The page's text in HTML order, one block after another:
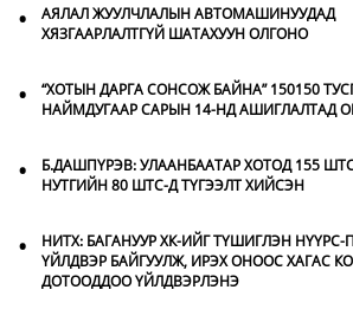
•
АЯЛАЛ ЖУУЛЧЛАЛЫН АВТОМАШИНУУДАД
ХЯЗГААРЛАЛТГҮЙ ШАТАХУУН ОЛГОНО
•
“ХОТЫН ДАРГА СОНСОЖ БАЙНА” 150150
НАЙМДУГААР САРЫН 14-НД АШИГЛАЛТАД
•
Б.ДАШПҮРЭВ: УЛААНБААТАР ХОТОД 155
НУТГИЙН 80 ШТС-Д ТҮГЭЭЛТ ХИЙСЭН
•
НИТХ: БАГАНУУР ХК-ИЙГ ТҮШИГЛЭН
ҮЙЛДВЭР БАЙГУУЛЖ, ИРЭХ ОНООС ХАГАС
ДОТООДДОО ҮЙЛДВЭРЛЭНЭ